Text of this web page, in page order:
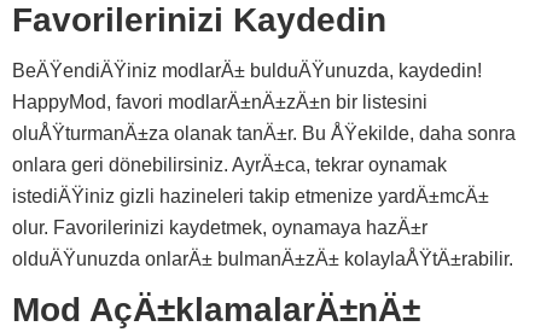
Favorilerinizi Kaydedin
BeÄŸendiÄŸiniz modlarÄ± bulduÄŸunuzda, kaydedin!
HappyMod, favori modlarÄ±nÄ±zÄ±n bir listesini
oluÅŸturmanÄ±za olanak tanÄ±r. Bu ÅŸekilde, daha sonra
onlara geri dönebilirsiniz. AyrÄ±ca, tekrar oynamak
istediÄŸiniz gizli hazineleri takip etmenize yardÄ±mcÄ±
olur. Favorilerinizi kaydetmek, oynamaya hazÄ±r
olduÄŸunuzda onlarÄ± bulmanÄ±zÄ± kolaylaÅŸtÄ±rabilir.
Mod AçÄ±klamalarÄ±nÄ±